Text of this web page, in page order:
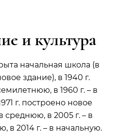
и культура
начальная школа (в
здание), в 1940 г.
в 1960 г. – в
г. построено новое
среднюю, в 2005 г. – в
в 2014 г. – в начальную.